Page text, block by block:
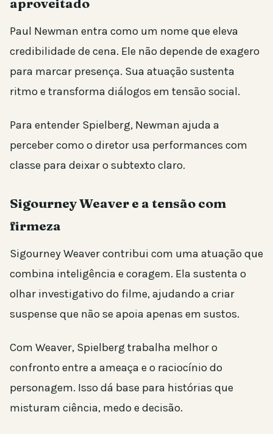
Paul Newman entra como um nome que eleva
credibilidade de cena. Ele não depende de exagero
para marcar presença. Sua atuação sustenta
ritmo e transforma diálogos em tensão social.
Para entender Spielberg, Newman ajuda a
perceber como o diretor usa performances com
classe para deixar o subtexto claro.
Sigourney Weaver e a tensão com
firmeza
Sigourney Weaver contribui com uma atuação que
combina inteligência e coragem. Ela sustenta o
olhar investigativo do filme, ajudando a criar
suspense que não se apoia apenas em sustos.
Com Weaver, Spielberg trabalha melhor o
confronto entre a ameaça e o raciocínio do
personagem. Isso dá base para histórias que
misturam ciência, medo e decisão.